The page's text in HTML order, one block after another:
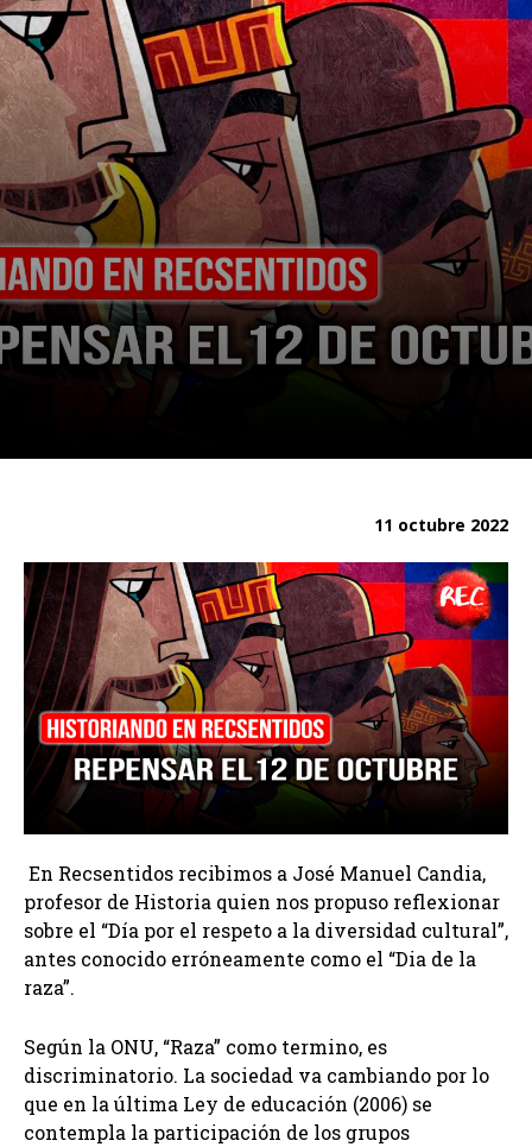
11 octubre 2022
En Recsentidos recibimos a José Manuel Candia,
profesor de Historia quien nos propuso reflexionar
sobre el “Día por el respeto a la diversidad cultural”,
antes conocido erróneamente como el “Dia de la
raza”.
Según la ONU, “Raza” como termino, es
discriminatorio. La sociedad va cambiando por lo
que en la última Ley de educación (2006) se
contempla la participación de los grupos